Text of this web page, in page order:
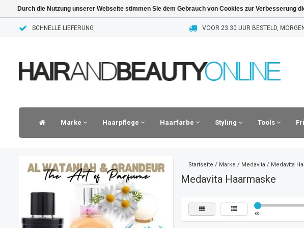
SCHNELLE LIEFERUNG VOOR 23.30 UUR BESTELD,
Marke Haarpflege Haarfarbe Styling Tools
Startseite / Marke / Medavita / Medavita
Medavita Haarmaske
€0
Durch die Nutzung unserer Webseite stimmen Sie dem Gebrauch von Cookies zur Verbesserung